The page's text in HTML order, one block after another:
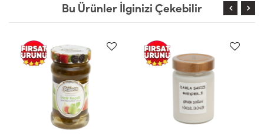
Bu Ürünler İlginizi Çekebilir